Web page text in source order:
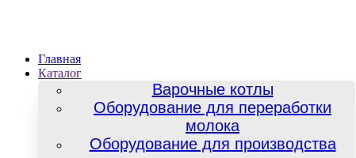
Главная
Каталог
Варочные котлы
Оборудование для переработки
молока
Оборудование для производства